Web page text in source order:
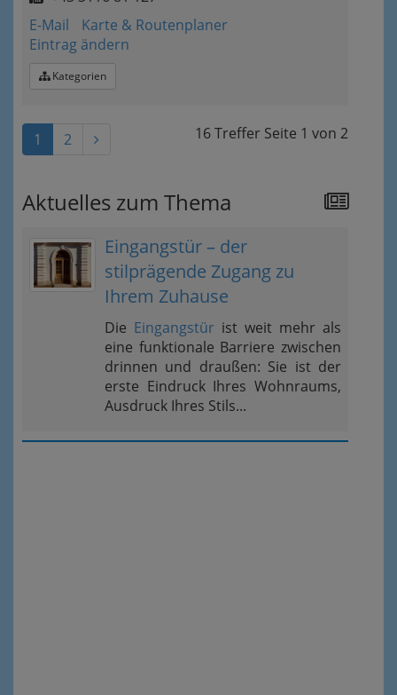
E-Mail
Karte & Routenplaner
Eintrag ändern
Kategorien
16 Treffer Seite 1 von 2
1 2
Aktuelles zum Thema
Eingangstür – der
stilprägende Zugang zu
Ihrem Zuhause
Die Eingangstür ist weit mehr als
eine funktionale Barriere zwischen
drinnen und draußen: Sie ist der
erste Eindruck Ihres Wohnraums,
Ausdruck Ihres Stils...